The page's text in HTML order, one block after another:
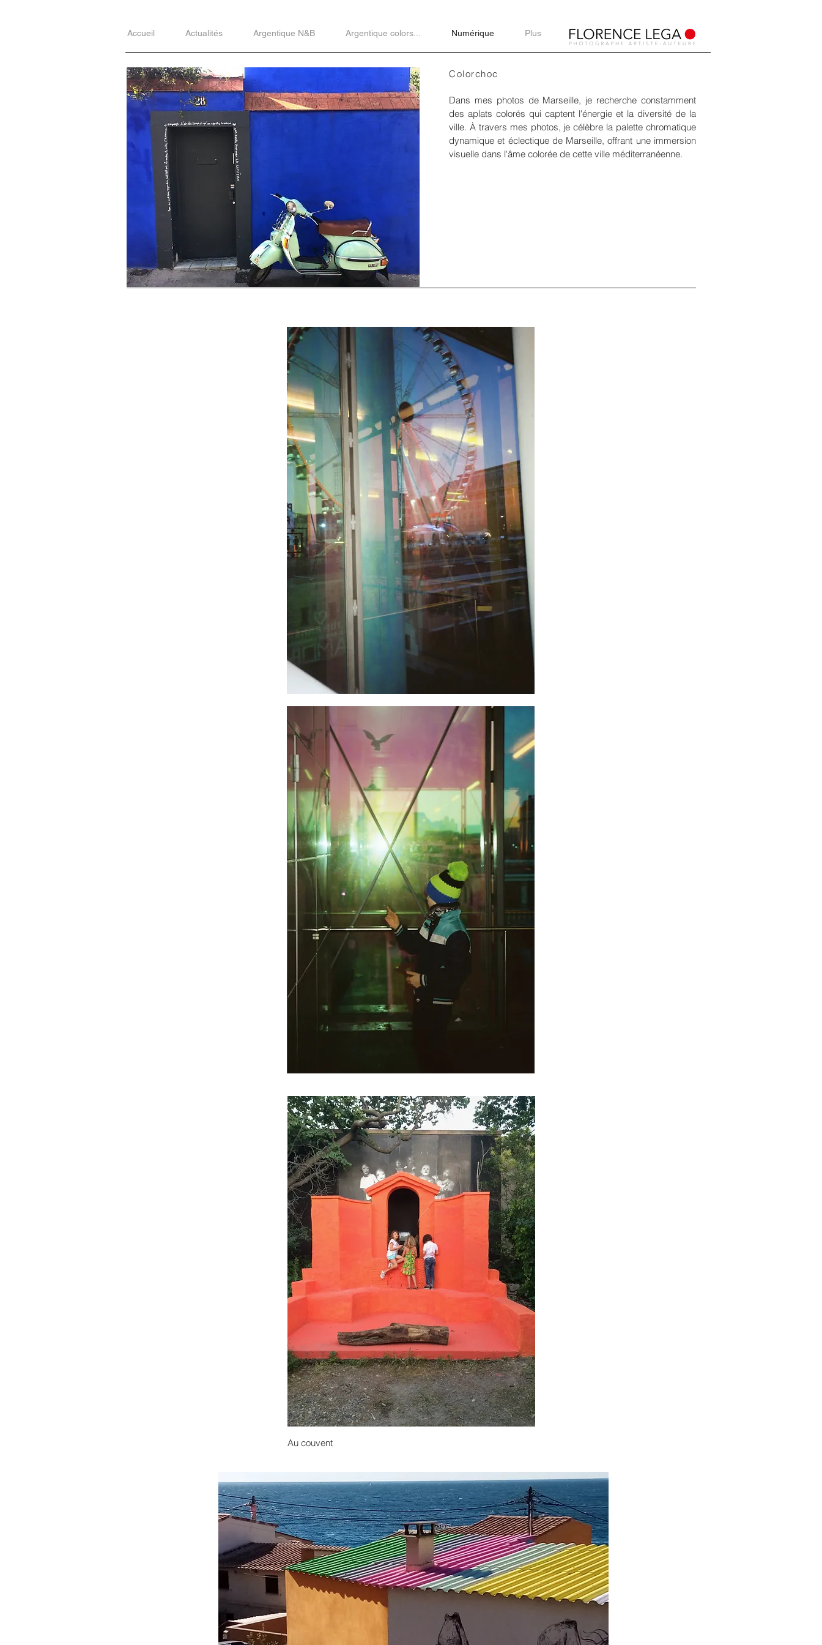
Accueil Actualités Argentique N&B Argentique colors... Numérique Plus
Colorchoc
Dans mes photos de Marseille, je recherche constamment
des aplats colorés qui captent l'énergie et la diversité de la
ville. À travers mes photos, je célèbre la palette chromatique
dynamique et éclectique de Marseille, offrant une immersion
visuelle dans l'âme colorée de cette ville méditerranéenne.
Au couvent